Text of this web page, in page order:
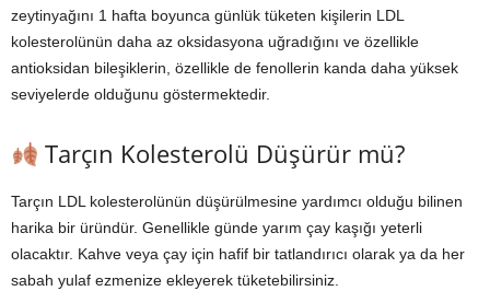
zeytinyağını 1 hafta boyunca günlük tüketen kişilerin LDL
kolesterolünün daha az oksidasyona uğradığını ve özellikle
antioksidan bileşiklerin, özellikle de fenollerin kanda daha yüksek
seviyelerde olduğunu göstermektedir.
Tarçın Kolesterolü Düşürür mü?
Tarçın LDL kolesterolünün düşürülmesine yardımcı olduğu bilinen
harika bir üründür. Genellikle günde yarım çay kaşığı yeterli
olacaktır. Kahve veya çay için hafif bir tatlandırıcı olarak ya da her
sabah yulaf ezmenize ekleyerek tüketebilirsiniz.